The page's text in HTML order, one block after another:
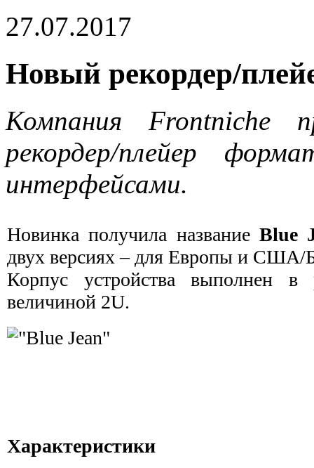
27.07.2017
Новый рекордер/
Компания Frontniche
рекордер/плейер
интерфейсами.
Новинка получила название Blue
двух версиях – для Европы и США/
Корпус устройства выполнен в
величиной 2U.
Характеристики